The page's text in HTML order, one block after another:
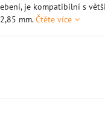
je kompatibilní s
mm.Čtěte více